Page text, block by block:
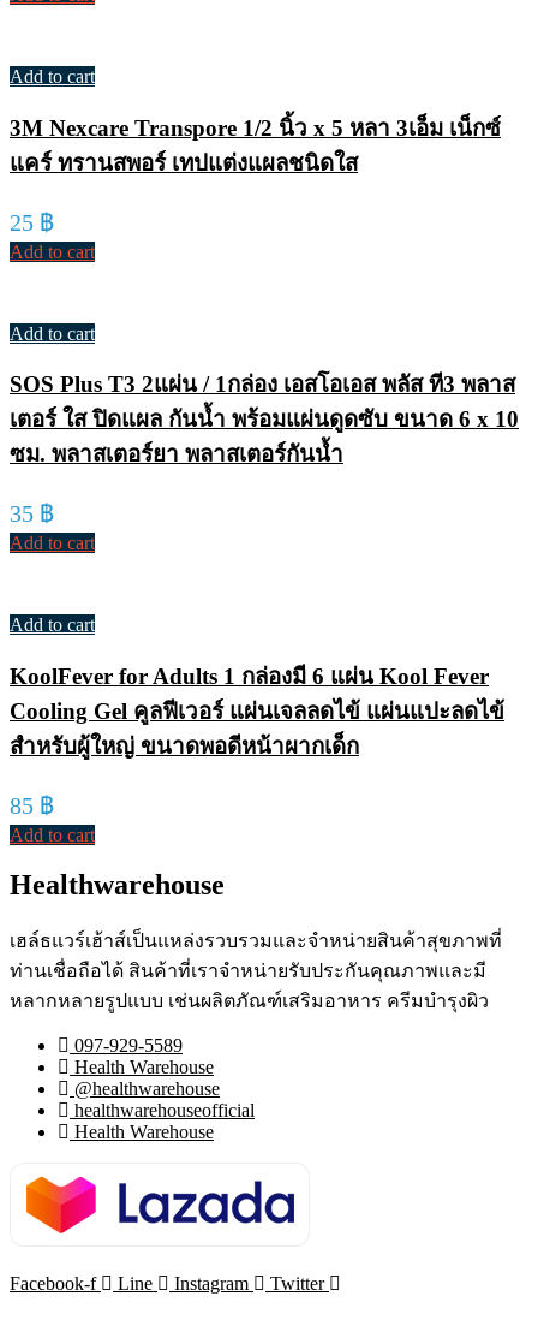
Add to cart
3M Nexcare Transpore 1/2 นิ้ว x 5 หลา 3เอ็ม เน็กซ์
แคร์ ทรานสพอร์ เทปแต่งแผลชนิดใส
25 ฿
Add to cart
Add to cart
SOS Plus T3 2แผ่น / 1กล่อง เอสโอเอส พลัส ที3 พลาส
เตอร์ ใส ปิดแผล กันน้ำ พร้อมแผ่นดูดซับ ขนาด 6 x 10
ซม. พลาสเตอร์ยา พลาสเตอร์กันน้ำ
35 ฿
Add to cart
Add to cart
KoolFever for Adults 1 กล่องมี 6 แผ่น Kool Fever
Cooling Gel คูลฟีเวอร์ แผ่นเจลลดไข้ แผ่นแปะลดไข้
สำหรับผู้ใหญ่ ขนาดพอดีหน้าผากเด็ก
85 ฿
Add to cart
Healthwarehouse
เฮล์ธแวร์เฮ้าส์เป็นแหล่งรวบรวมและจำหน่ายสินค้าสุขภาพที่
ท่านเชื่อถือได้ สินค้าที่เราจำหน่ายรับประกันคุณภาพและมี
หลากหลายรูปแบบ เช่นผลิตภัณฑ์เสริมอาหาร ครีมบำรุงผิว
097-929-5589
Health Warehouse
@healthwarehouse
healthwarehouseofficial
Health Warehouse
Facebook-f Line Instagram Twitter